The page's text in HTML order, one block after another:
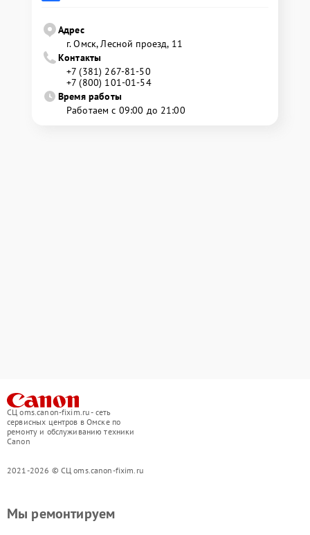
Адрес
г. Омск, ​Лесной проезд, 11
Контакты
+7 (381) 267-81-50
+7 (800) 101-01-54
Время работы
Работаем с 09:00 до 21:00
СЦ oms.canon-fixim.ru - сеть
сервисных центров в Омске по
ремонту и обслуживанию техники
Canon
2021-2026 © СЦ oms.canon-fixim.ru
Мы ремонтируем